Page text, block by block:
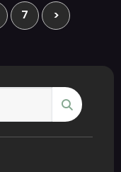
7 >